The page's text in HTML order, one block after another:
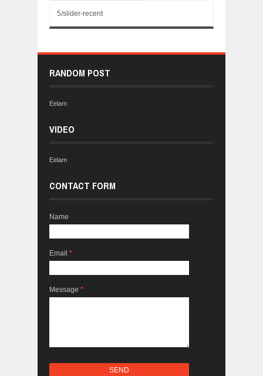
5/slider-recent
RANDOM POST
Eelam
VIDEO
Eelam
CONTACT FORM
Name
Email *
Message *